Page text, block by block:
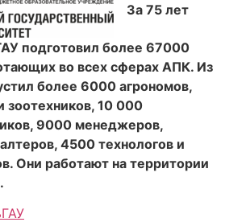
За 75 лет
подготовил более 67000
во всех сферах АПК. Из
более 6000 агрономов,
зоотехников, 10 000
9000 менеджеров,
4500 технологов и
Они работают на территории